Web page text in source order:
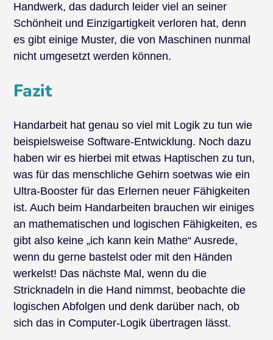
Handwerk, das dadurch leider viel an seiner
Schönheit und Einzigartigkeit verloren hat, denn
es gibt einige Muster, die von Maschinen nunmal
nicht umgesetzt werden können.
Fazit
Handarbeit hat genau so viel mit Logik zu tun wie
beispielsweise Software-Entwicklung. Noch dazu
haben wir es hierbei mit etwas Haptischen zu tun,
was für das menschliche Gehirn soetwas wie ein
Ultra-Booster für das Erlernen neuer Fähigkeiten
ist. Auch beim Handarbeiten brauchen wir einiges
an mathematischen und logischen Fähigkeiten, es
gibt also keine „ich kann kein Mathe“ Ausrede,
wenn du gerne bastelst oder mit den Händen
werkelst! Das nächste Mal, wenn du die
Stricknadeln in die Hand nimmst, beobachte die
logischen Abfolgen und denk darüber nach, ob
sich das in Computer-Logik übertragen lässt.